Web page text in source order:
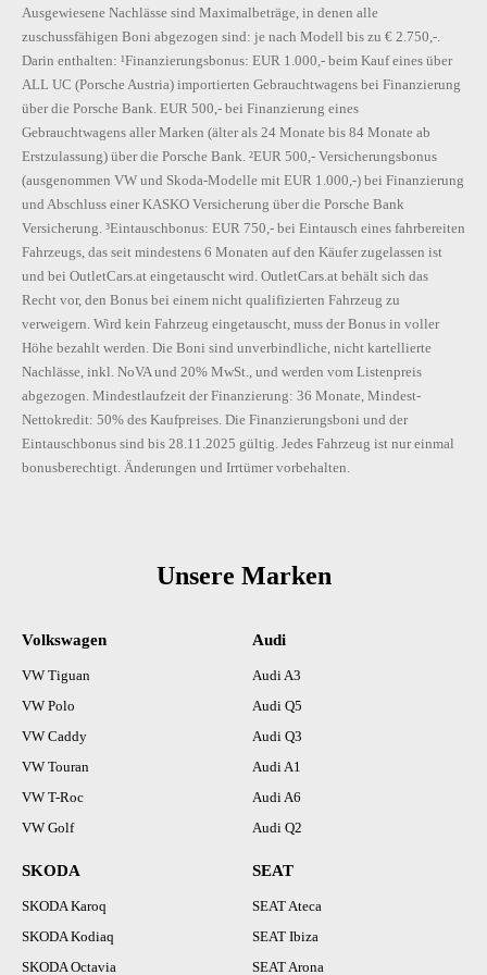
Ausgewiesene Nachlässe sind Maximalbeträge, in denen alle
zuschussfähigen Boni abgezogen sind: je nach Modell bis zu € 2.750,-.
Darin enthalten: ¹Finanzierungsbonus: EUR 1.000,- beim Kauf eines über
ALL UC (Porsche Austria) importierten Gebrauchtwagens bei Finanzierung
über die Porsche Bank. EUR 500,- bei Finanzierung eines
Gebrauchtwagens aller Marken (älter als 24 Monate bis 84 Monate ab
Erstzulassung) über die Porsche Bank. ²EUR 500,- Versicherungsbonus
(ausgenommen VW und Skoda-Modelle mit EUR 1.000,-) bei Finanzierung
und Abschluss einer KASKO Versicherung über die Porsche Bank
Versicherung. ³Eintauschbonus: EUR 750,- bei Eintausch eines fahrbereiten
Fahrzeugs, das seit mindestens 6 Monaten auf den Käufer zugelassen ist
und bei OutletCars.at eingetauscht wird. OutletCars.at behält sich das
Recht vor, den Bonus bei einem nicht qualifizierten Fahrzeug zu
verweigern. Wird kein Fahrzeug eingetauscht, muss der Bonus in voller
Höhe bezahlt werden. Die Boni sind unverbindliche, nicht kartellierte
Nachlässe, inkl. NoVA und 20% MwSt., und werden vom Listenpreis
abgezogen. Mindestlaufzeit der Finanzierung: 36 Monate, Mindest-
Nettokredit: 50% des Kaufpreises. Die Finanzierungsboni und der
Eintauschbonus sind bis 28.11.2025 gültig. Jedes Fahrzeug ist nur einmal
bonusberechtigt. Änderungen und Irrtümer vorbehalten.
Unsere Marken
Volkswagen
VW Tiguan
VW Polo
VW Caddy
VW Touran
VW T-Roc
VW Golf
Audi
Audi A3
Audi Q5
Audi Q3
Audi A1
Audi A6
Audi Q2
SKODA
SKODA Karoq
SKODA Kodiaq
SKODA Octavia
SEAT
SEAT Ateca
SEAT Ibiza
SEAT Arona